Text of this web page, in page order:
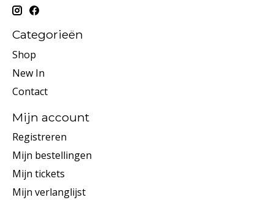
Categorieën
Shop
New In
Contact
Mijn account
Registreren
Mijn bestellingen
Mijn tickets
Mijn verlanglijst